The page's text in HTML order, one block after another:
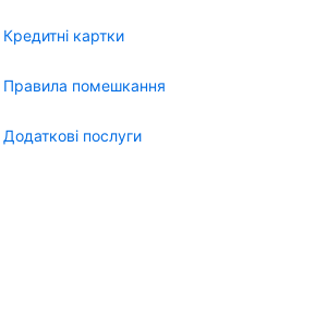
Кредитні картки
Правила помешкання
Додаткові послуги